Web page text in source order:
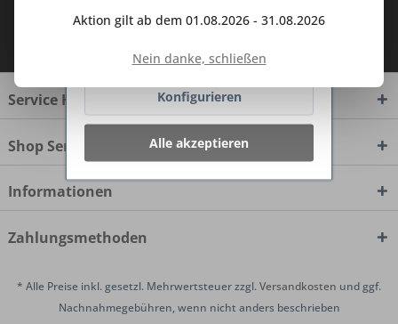
Ich habe dieDatenschutzbestimmungen
Service Hotline
Shop Service
Informationen
Zahlungsmethoden
* Alle Preise inkl. gesetzl. Mehrwertsteuer zzgl.Versandkosten und ggf.
Nachnahmegebühren, wenn nicht anders beschrieben
Aktion gilt ab dem 01.08.2026 - 31.08.2026
Nein danke, schließen
Ablehnen
Konfigurieren
Alle akzeptieren